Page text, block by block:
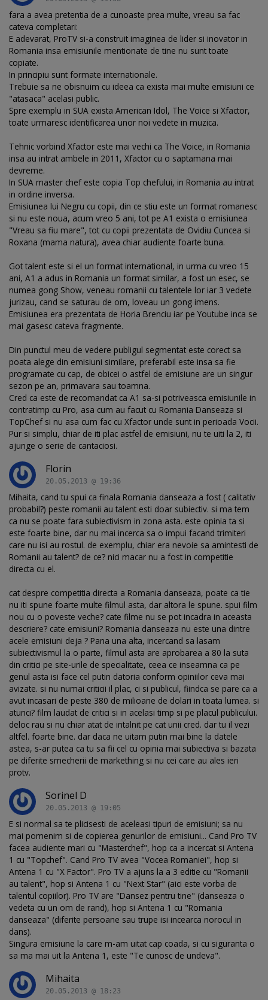
fara a avea pretentia de a cunoaste prea multe, vreau sa fac
cateva completari:
E adevarat, ProTV si-a construit imaginea de lider si inovator in
Romania insa emisiunile mentionate de tine nu sunt toate
copiate.
In principiu sunt formate internationale.
Trebuie sa ne obisnuim cu ideea ca exista mai multe emisiuni ce
"atasaca" acelasi public.
Spre exemplu in SUA exista American Idol, The Voice si Xfactor,
toate urmaresc identificarea unor noi vedete in muzica.
Tehnic vorbind Xfactor este mai vechi ca The Voice, in Romania
insa au intrat ambele in 2011, Xfactor cu o saptamana mai
devreme.
In SUA master chef este copia Top chefului, in Romania au intrat
in ordine inversa.
Emisiunea lui Negru cu copii, din ce stiu este un format romanesc
si nu este noua, acum vreo 5 ani, tot pe A1 exista o emisiunea
"Vreau sa fiu mare", tot cu copii prezentata de Ovidiu Cuncea si
Roxana (mama natura), avea chiar audiente foarte buna.
Got talent este si el un format international, in urma cu vreo 15
ani, A1 a adus in Romania un format similar, a fost un esec, se
numea gong Show, veneau romanii cu talentele lor iar 3 vedete
jurizau, cand se saturau de om, loveau un gong imens.
Emisiunea era prezentata de Horia Brenciu iar pe Youtube inca se
mai gasesc cateva fragmente.
Din punctul meu de vedere publigul segmentat este corect sa
poata alege din emisiuni similare, preferabil este insa sa fie
programate cu cap, de obicei o astfel de emisiune are un singur
sezon pe an, primavara sau toamna.
Cred ca este de recomandat ca A1 sa-si potriveasca emisiunile in
contratimp cu Pro, asa cum au facut cu Romania Danseaza si
TopChef si nu asa cum fac cu Xfactor unde sunt in perioada Vocii.
Pur si simplu, chiar de iti plac astfel de emisiuni, nu te uiti la 2, iti
ajunge o serie de cantaciosi.
Florin
20.05.2013 @ 19:36
Mihaita, cand tu spui ca finala Romania danseaza a fost ( calitativ
probabil?) peste romanii au talent esti doar subiectiv. si ma tem
ca nu se poate fara subiectivism in zona asta. este opinia ta si
este foarte bine, dar nu mai incerca sa o impui facand trimiteri
care nu isi au rostul. de exemplu, chiar era nevoie sa amintesti de
Romanii au talent? de ce? nici macar nu a fost in competitie
directa cu el.
cat despre competitia directa a Romania danseaza, poate ca tie
nu iti spune foarte multe filmul asta, dar altora le spune. spui film
nou cu o poveste veche? cate filme nu se pot incadra in aceasta
descriere? cate emisiuni? Romania danseaza nu este una dintre
acele emisiuni deja ? Pana una alta, incercand sa lasam
subiectivismul la o parte, filmul asta are aprobarea a 80 la suta
din critici pe site-urile de specialitate, ceea ce inseamna ca pe
genul asta isi face cel putin datoria conform opiniilor ceva mai
avizate. si nu numai criticii il plac, ci si publicul, fiindca se pare ca a
avut incasari de peste 380 de milioane de dolari in toata lumea. si
atunci? film laudat de critici si in acelasi timp si pe placul publicului.
deloc rau si nu chiar atat de intalnit pe cat unii cred. dar tu il vezi
altfel. foarte bine. dar daca ne uitam putin mai bine la datele
astea, s-ar putea ca tu sa fii cel cu opinia mai subiectiva si bazata
pe diferite smecherii de markething si nu cei care au ales ieri
protv.
Sorinel D
20.05.2013 @ 19:05
E si normal sa te plicisesti de aceleasi tipuri de emisiuni; sa nu
mai pomenim si de copierea genurilor de emisiuni... Cand Pro TV
facea audiente mari cu "Masterchef", hop ca a incercat si Antena
1 cu "Topchef". Cand Pro TV avea "Vocea Romaniei", hop si
Antena 1 cu "X Factor". Pro TV a ajuns la a 3 editie cu "Romanii
au talent", hop si Antena 1 cu "Next Star" (aici este vorba de
talentul copiilor). Pro TV are "Dansez pentru tine" (danseaza o
vedeta cu un om de rand), hop si Antena 1 cu "Romania
danseaza" (diferite persoane sau trupe isi incearca norocul in
dans).
Singura emisiune la care m-am uitat cap coada, si cu siguranta o
sa ma mai uit la Antena 1, este "Te cunosc de undeva".
Mihaita
20.05.2013 @ 18:23